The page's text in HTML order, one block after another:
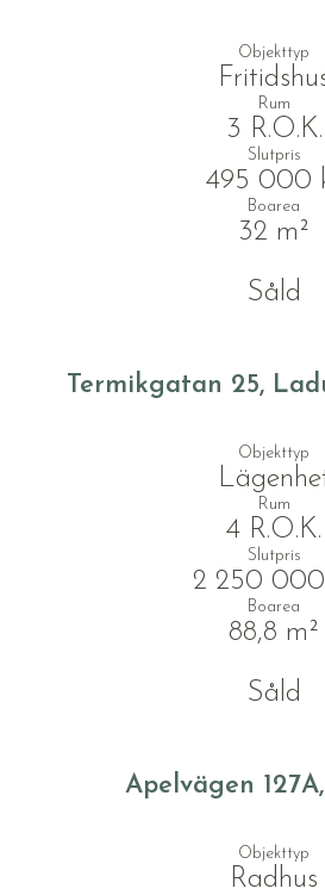
Objekttyp
Rum
3 R.O.K.
Slutpris
495 000
Boarea
32 m²
Såld
Termikgatan 25,
Objekttyp
Rum
4 R.O.K.
Slutpris
2 250
Boarea
88,8 m²
Såld
Apelvägen
Objekttyp
Radhus